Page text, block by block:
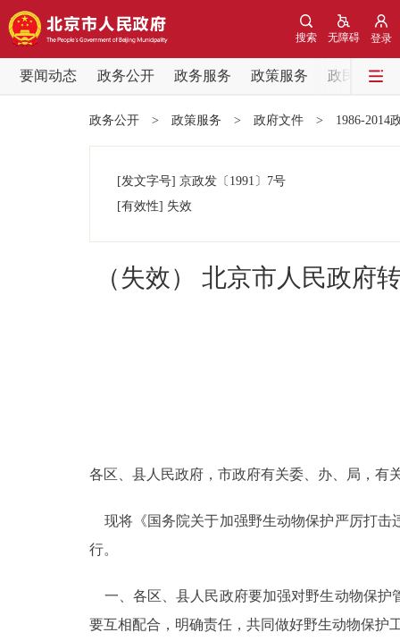
登录
无障碍
搜索
要闻动态 政务公开 政务服务 政策服务
政民互动
党中央精神
政务公开
便民服务
政务公开 > 政策服务 > 政府文件 > 1986-2014
[发文字号] 京政发 〔1991〕 7号
[有效性] 失效
（失效） 北京市人民政府
各区、县人民政府，市政府有关委、办、局，有
现将《国务院关于加强野生动物保护严厉打击
行。
一、各区、县人民政府要加强对野生动物保护
要互相配合，明确责任，共同做好野生动物保护